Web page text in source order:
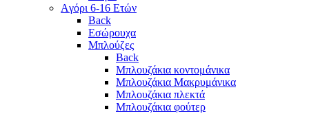
Aγόρι 6-16 Ετών
Back
Eσώρουχα
Μπλούζες
Back
Μπλουζάκια κοντομάνικα
Μπλουζάκια Μακρυμάνικα
Μπλουζάκια πλεκτά
Μπλουζάκια φούτερ